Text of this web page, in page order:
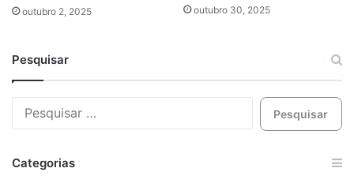
outubro 2, 2025 outubro 30, 2025
Pesquisar
Categorias